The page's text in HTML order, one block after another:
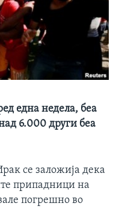
една недела, беа
6.000 други беа
се заложија дека
припадници на
погрешно во